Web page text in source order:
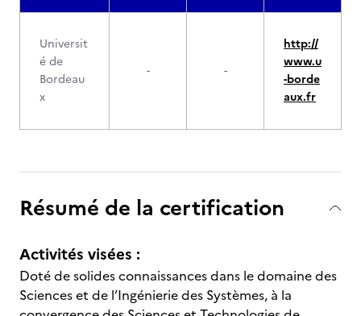
Universit
é de
Bordeau
x
- -
http://
www.u
-borde
aux.fr
Résumé de la certification
Activités visées :
Doté de solides connaissances dans le domaine des
Sciences et de l’Ingénierie des Systèmes, à la